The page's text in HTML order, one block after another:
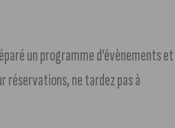
un programme d’évènements et
ne tardez pas à